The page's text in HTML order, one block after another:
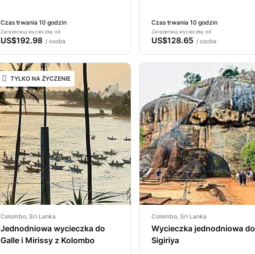
Czas trwania 10 godzin
Zarezerwuj wycieczkę od
US$192.98 / osoba
Czas trwania 10 godzin
Zarezerwuj wycieczkę od
US$128.65 / osoba
TYLKO NA ŻYCZENIE
Colombo, Sri Lanka
Jednodniowa wycieczka do
Galle i Mirissy z Kolombo
Colombo, Sri Lanka
Wycieczka jednodniowa do
Sigiriya